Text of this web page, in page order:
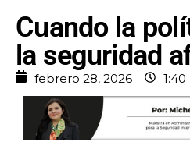
Cuando la
la seguridad
febrero 28, 2026